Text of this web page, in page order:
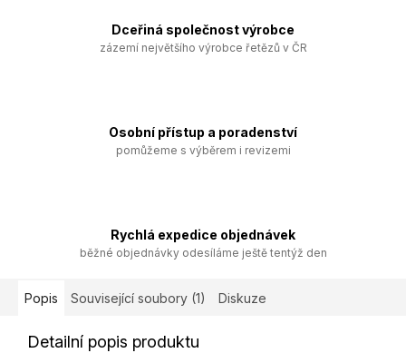
Dceřiná společnost výrobce
zázemí největšího výrobce řetězů v ČR
Osobní přístup a poradenství
pomůžeme s výběrem i revizemi
Rychlá expedice objednávek
běžné objednávky odesíláme ještě tentýž den
Popis Související soubory (1) Diskuze
Detailní popis produktu